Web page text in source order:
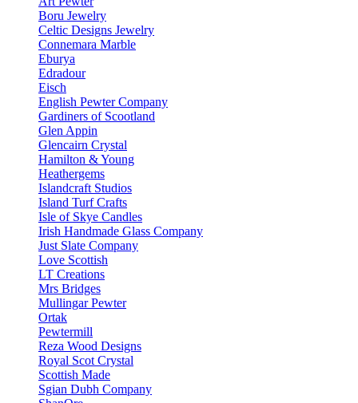
Boru Jewelry
Celtic Designs Jewelry
Connemara Marble
Eburya
Edradour
Eisch
English Pewter Company
Gardiners of Scootland
Glen Appin
Glencairn Crystal
Hamilton & Young
Heathergems
Islandcraft Studios
Island Turf Crafts
Isle of Skye Candles
Irish Handmade Glass Company
Just Slate Company
Love Scottish
LT Creations
Mrs Bridges
Mullingar Pewter
Ortak
Pewtermill
Reza Wood Designs
Royal Scot Crystal
Scottish Made
Sgian Dubh Company